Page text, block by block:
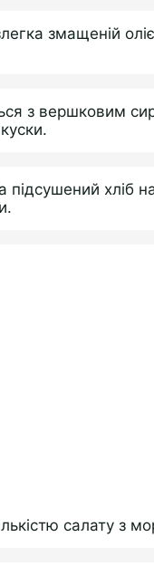
змащеній
з вершковим
хліб
салату з